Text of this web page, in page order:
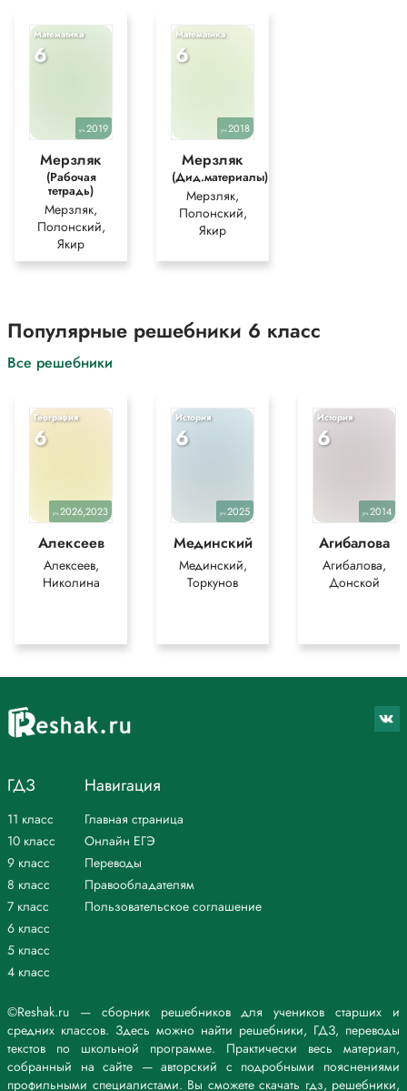
Математика
6
уч.2019
Мерзляк
(Рабочая
тетрадь)
Мерзляк,
Полонский,
Якир
Математика
6
уч.2018
Мерзляк
(Дид.материалы)
Мерзляк,
Полонский,
Якир
Популярные решебники 6 класс
Все решебники
География
6
уч.2026,2023
Алексеев
Алексеев,
Николина
История
6
уч.2025
Мединский
Мединский,
Торкунов
История
6
уч.2014
Агибалова
Агибалова,
Донской
©Reshak.ru — сборник решебников для учеников старших и
средних классов. Здесь можно найти решебники, ГДЗ, переводы
текстов по школьной программе. Практически весь материал,
собранный на сайте — авторский с подробными пояснениями
профильными специалистами. Вы сможете скачать гдз, решебники,
ГДЗ
11 класс
10 класс
9 класс
8 класс
7 класс
6 класс
5 класс
4 класс
Навигация
Главная страница
Онлайн ЕГЭ
Переводы
Правообладателям
Пользовательское соглашение